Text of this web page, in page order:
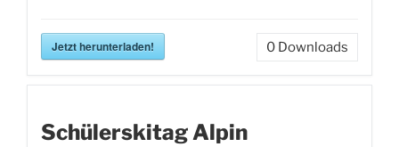
Jetzt herunterladen! 0 Downloads
Schülerskitag Alpin